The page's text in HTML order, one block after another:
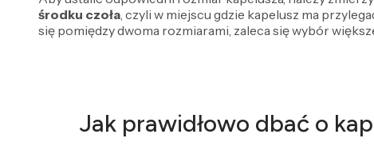
środku czoła, czyli w miejscu gdzie kapelusz ma
się pomiędzy dwoma rozmiarami, zaleca się wybór
Jak prawidłowo dbać o